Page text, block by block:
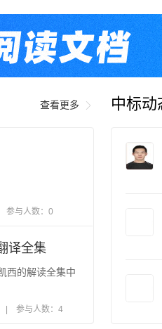
查看更多 
与人数：0
译全集
西的解读全集中
参与人数：4
中标动